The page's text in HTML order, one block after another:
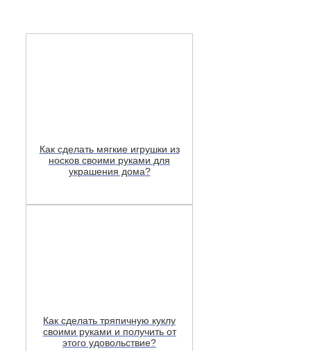
Как сделать мягкие игрушки из
носков своими руками для
украшения дома?
Как сделать тряпичную куклу
своими руками и получить от
этого удовольствие?